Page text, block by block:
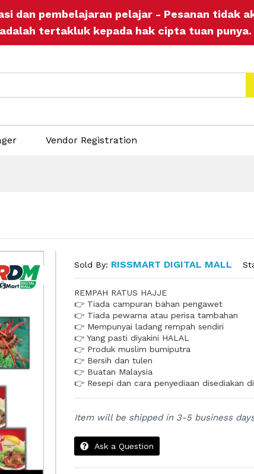
dan pembelajaran pelajar - Pesanan tidak
tertakluk kepada hak cipta tuan punya.
Vendor Registration
Sold By: RISSMART DIGITAL MALL
REMPAH RATUS HAJJE
👉 Tiada campuran bahan pengawet
👉 Tiada pewarna atau perisa tambahan
👉 Mempunyai ladang rempah sendiri
👉 Yang pasti diyakini HALAL
👉 Produk muslim bumiputra
👉 Bersih dan tulen
👉 Buatan Malaysia
👉 Resepi dan cara penyediaan disediakan
Item will be shipped in 3-5 business
Ask a Question
Policies Inquiries